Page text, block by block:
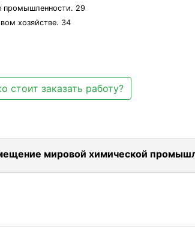
промышленности. 29
хозяйстве. 34
стоит заказать работу?
мировой химической